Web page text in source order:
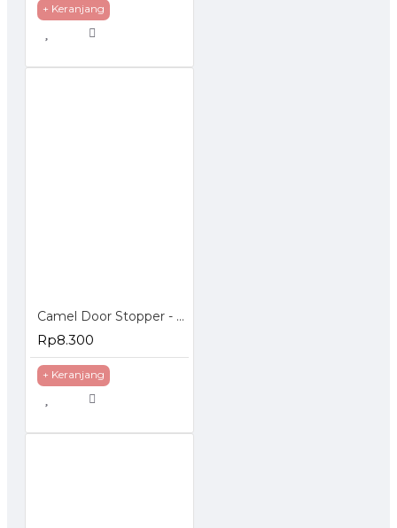
+ Keranjang
Camel Door Stopper - Penahan Pintu Magnetic
Rp8.300
+ Keranjang